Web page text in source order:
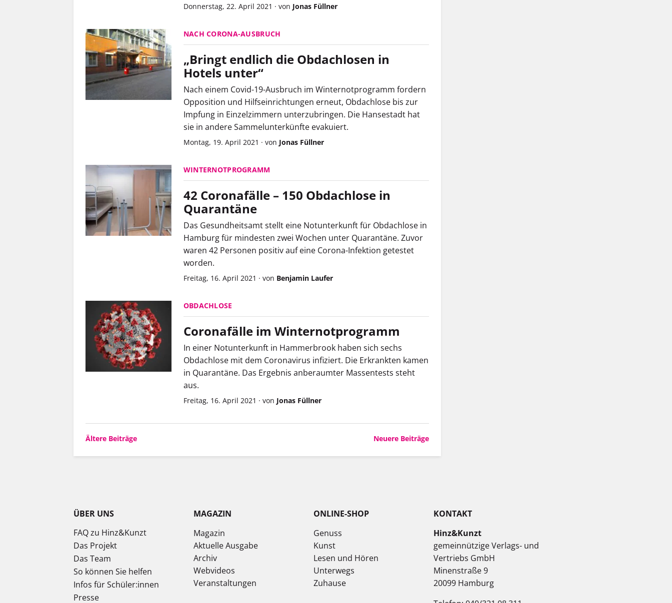
Donnerstag, 22. April 2021 · von Jonas Füllner
NACH CORONA-AUSBRUCH
„Bringt endlich die Obdachlosen in
Hotels unter“
Nach einem Covid-19-Ausbruch im Winternotprogramm fordern
Opposition und Hilfseinrichtungen erneut, Obdachlose bis zur
Impfung in Einzelzimmern unterzubringen. Die Hansestadt hat
sie in andere Sammelunterkünfte evakuiert.
Montag, 19. April 2021 · von Jonas Füllner
WINTERNOTPROGRAMM
42 Coronafälle – 150 Obdachlose in
Quarantäne
Das Gesundheitsamt stellt eine Notunterkunft für Obdachlose in
Hamburg für mindesten zwei Wochen unter Quarantäne. Zuvor
waren 42 Personen positiv auf eine Corona-Infektion getestet
worden.
Freitag, 16. April 2021 · von Benjamin Laufer
OBDACHLOSE
Coronafälle im Winternotprogramm
In einer Notunterkunft in Hammerbrook haben sich sechs
Obdachlose mit dem Coronavirus infiziert. Die Erkrankten kamen
in Quarantäne. Das Ergebnis anberaumter Massentests steht
aus.
Freitag, 16. April 2021 · von Jonas Füllner
Beitragsnavigation
Ältere Beiträge Neuere Beiträge
ÜBER UNS
FAQ zu Hinz&Kunzt
Das Projekt
Das Team
So können Sie helfen
Infos für Schüler:innen
Presse
MAGAZIN
Magazin
Aktuelle Ausgabe
Archiv
Webvideos
Veranstaltungen
ONLINE-SHOP
Genuss
Kunst
Lesen und Hören
Unterwegs
Zuhause
KONTAKT
Hinz&Kunzt
gemeinnützige Verlags- und
Vertriebs GmbH
Minenstraße 9
20099 Hamburg